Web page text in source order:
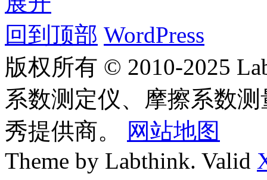
回到顶部 WordPress
版权所有 © 2010-2025
系数测定仪、摩擦系数
秀提供商。
网站地图
Theme by Labthink. Valid